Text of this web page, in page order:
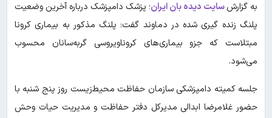
به گزارشسایت دیده بان ایران؛ پزشک دامپزشک درباره آخرین وضعیت
پلنگ زنده گیری شده در دماوند گفت: پلنگ مذکور به بیماری کرونا
مبتلاست که جزو بیماری‌های کروناویروسی گربه‌سانان محسوب
می‌شود.
جلسه کمیته دامپزشکی سازمان حفاظت محیط‌زیست روز پنج شنبه با
حضور غلامرضا ابدالی مدیرکل دفتر حفاظت و مدیریت حیات وحش